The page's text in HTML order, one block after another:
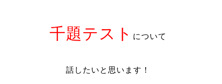
千題テスト について
話したいと思います！